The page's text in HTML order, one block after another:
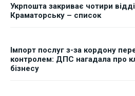
Укрпошта закриває чотири
Краматорську – список
Імпорт послуг з-за кордону
контролем: ДПС нагадала про
бізнесу